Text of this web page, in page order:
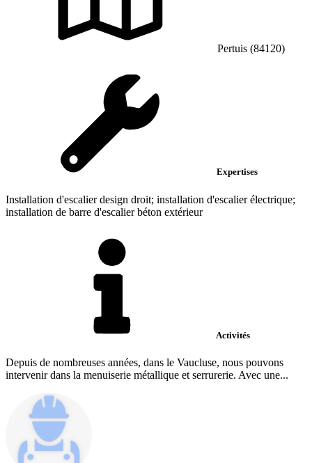
Pertuis (84120)
Expertises
Installation d'escalier design droit; installation d'escalier électrique;
installation de barre d'escalier béton extérieur
Activités
Depuis de nombreuses années, dans le Vaucluse, nous pouvons
intervenir dans la menuiserie métallique et serrurerie. Avec une...